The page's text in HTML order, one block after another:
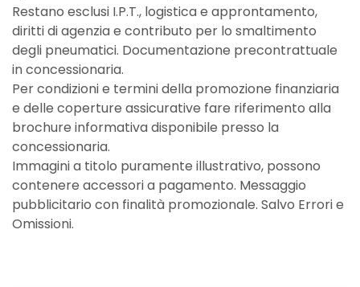
Restano esclusi I.P.T., logistica e approntamento,
diritti di agenzia e contributo per lo smaltimento
degli pneumatici. Documentazione precontrattuale
in concessionaria.
Per condizioni e termini della promozione finanziaria
e delle coperture assicurative fare riferimento alla
brochure informativa disponibile presso la
concessionaria.
Immagini a titolo puramente illustrativo, possono
contenere accessori a pagamento. Messaggio
pubblicitario con finalità promozionale. Salvo Errori e
Omissioni.